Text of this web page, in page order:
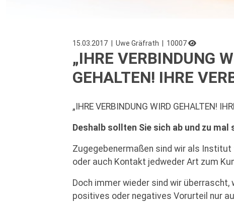
15.03.2017 | Uwe Gräfrath | 10007
„IHRE VERBINDUNG
GEHALTEN! IHRE
„IHRE VERBINDUNG WIRD GEHALTEN!
Deshalb sollten Sie sich ab und zu
Zugegebenermaßen sind wir als
oder auch Kontakt jedweder Art zum
Doch immer wieder sind wir überrascht,
positives oder negatives Vorurteil nur